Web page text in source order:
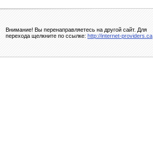
Внимание! Вы перенаправляетесь на другой сайт. Для
перехода щелкните по ссылке: http://internet-providers.ca